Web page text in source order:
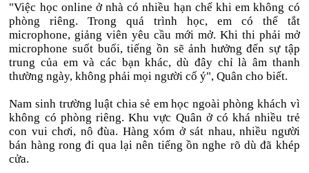
"Việc học online ở nhà có nhiều hạn chế khi em không có
phòng riêng. Trong quá trình học, em có thể tắt
microphone, giảng viên yêu cầu mới mở. Khi thi phải mở
microphone suốt buổi, tiếng ồn sẽ ảnh hưởng đến sự tập
trung của em và các bạn khác, dù đây chỉ là âm thanh
thường ngày, không phải mọi người cố ý", Quân cho biết.
Nam sinh trường luật chia sẻ em học ngoài phòng khách vì
không có phòng riêng. Khu vực Quân ở có khá nhiều trẻ
con vui chơi, nô đùa. Hàng xóm ở sát nhau, nhiều người
bán hàng rong đi qua lại nên tiếng ồn nghe rõ dù đã khép
cửa.